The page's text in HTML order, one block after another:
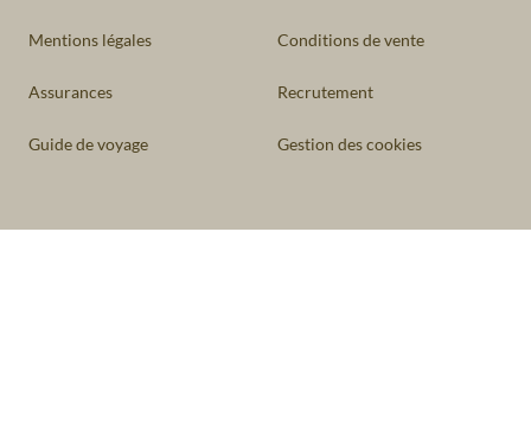
Mentions légales Conditions de vente
Assurances Recrutement
Guide de voyage Gestion des cookies